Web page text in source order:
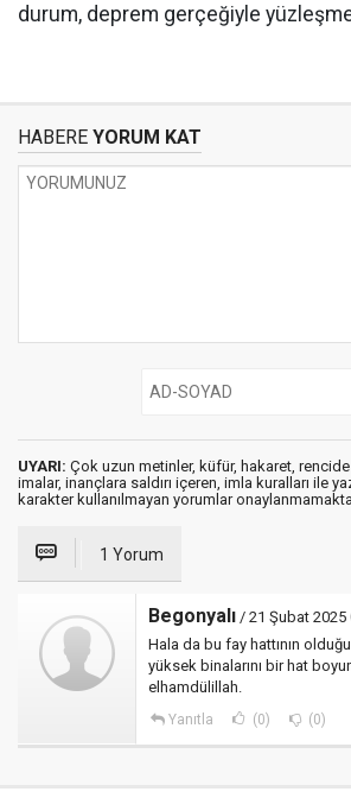
durum, deprem gerçeğiyle
HABERE YORUM KAT
UYARI: Çok uzun metinler, küfür, hakaret,
imalar, inançlara saldırı içeren, imla kuralları ile
karakter kullanılmayan yorumlar
1 Yorum
Begonyalı / 21 Şubat 2025
Hala da bu fay hattının
yüksek binalarını bir hat
elhamdülillah.
Yanıtla (0) (0)